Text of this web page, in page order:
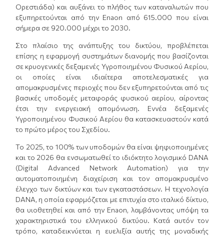
Ορεστιάδα) και αυξάνει το πλήθος των καταναλωτών που
εξυπηρετούνται από την Enaon από 615.000 που είναι
σήμερα σε 920.000 μέχρι το 2030.
Στο πλαίσιο της ανάπτυξης του δικτύου, προβλέπεται
επίσης η εφαρμογή συστημάτων διανομής που βασίζονται
σε κρυογενικές δεξαμενές Υγροποιημένου Φυσικού Αερίου,
οι οποίες είναι ιδιαίτερα αποτελεσματικές για
απομακρυσμένες περιοχές που δεν εξυπηρετούνται από τις
βασικές υποδομές μεταφοράς φυσικού αερίου, αίροντας
έτσι την ενεργειακή απομόνωση. Εννέα δεξαμενές
Υγροποιημένου Φυσικού Αερίου θα κατασκευαστούν κατά
το πρώτο μέρος του Σχεδίου.
Το 2025, το 100% των υποδομών θα είναι ψηφιοποιημένες
και το 2026 θα ενσωματωθεί το ιδιόκτητο λογισμικό DANA
(Digital Advanced Network Automation) για την
αυτοματοποιημένη διαχείριση και τον απομακρυσμένο
έλεγχο των δικτύων και των εγκαταστάσεων. Η τεχνολογία
DANA, η οποία εφαρμόζεται με επιτυχία στο ιταλικό δίκτυο,
θα υιοθετηθεί και από την Enaon, λαμβάνοντας υπόψη τα
χαρακτηριστικά του ελληνικού δικτύου. Κατά αυτόν τον
τρόπο, καταδεικνύεται η ευελιξία αυτής της μοναδικής